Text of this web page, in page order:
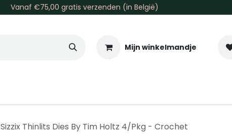
Vanaf €75,00 gratis verzenden (in België)
Mijn winkelmandje
Sizzix Thinlits Dies By Tim Holtz 4/Pkg - Crochet